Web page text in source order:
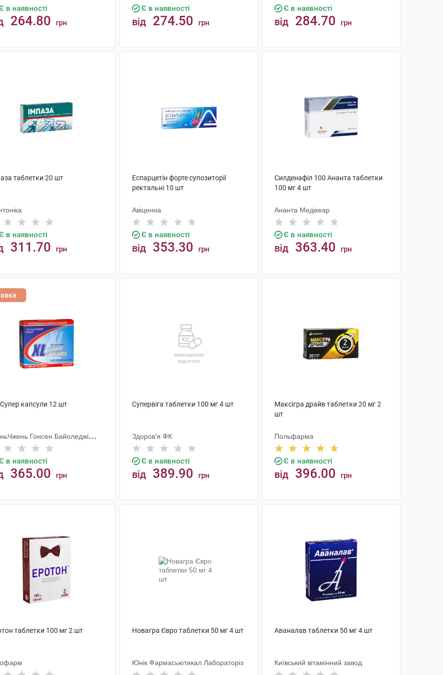
в наявності
264.80 грн
Є в наявності
від 274.50 грн
Є в наявності
від 284.70 грн
таблетки 20 шт
в наявності
311.70 грн
Еспарцетін форте супозиторії
ректальні 10 шт
Авіценна
Є в наявності
від 353.30 грн
Силденафіл 100 Ананта таблетки
100 мг 4 шт
Ананта Медікеар
Є в наявності
від 363.40 грн
капсули 12 шт
Гонсен Байоледжі
Ко. Лтд
в наявності
365.00 грн
Супервіга таблетки 100 мг 4 шт
Здоров'я ФК
Є в наявності
від 389.90 грн
Максігра драйв таблетки 20 мг 2
шт
Польфарма
Є в наявності
від 396.00 грн
таблетки 100 мг 2 шт Новагра Євро таблетки 50 мг 4 шт
Юнік Фармасьютикал Лабораторіз
Аваналав таблетки 50 мг 4 шт
Київський вітамінний завод